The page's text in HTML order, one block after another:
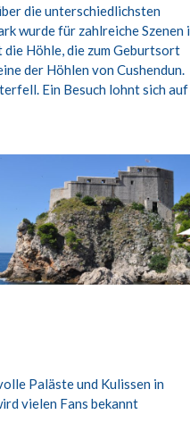
die unterschiedlichsten
wurde für zahlreiche Szenen
Höhle, die zum Geburtsort
der Höhlen von Cushendun.
Ein Besuch lohnt sich auf
Paläste und Kulissen in
vielen Fans bekannt